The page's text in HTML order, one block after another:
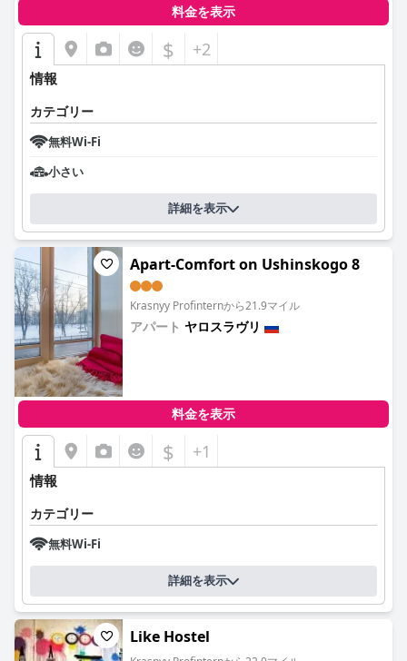
料金を表示
$ +2
情報
カテゴリー
無料Wi-Fi
小さい
詳細を表示
Apart-Comfort on Ushinskogo 8
Krasnyy Profinternから21.9マイル
アパート ヤロスラヴリ
料金を表示
$ +1
情報
カテゴリー
無料Wi-Fi
詳細を表示
Like Hostel